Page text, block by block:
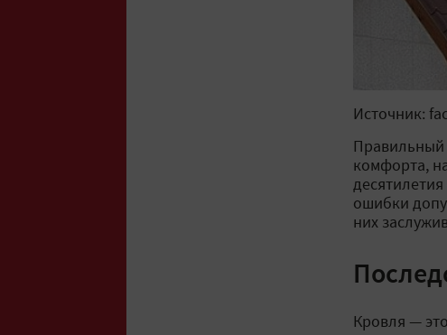
Источник:
Правильный
комфорта,
ошибки
них
Кровля —